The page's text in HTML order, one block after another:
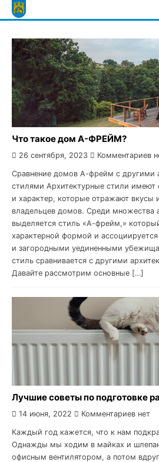
Skip
to
Что такое дом А-ФРЕЙМ?
26 сентября, 2023 Комментариев
Сравнение домов А-фрейм с другими
стилями Архитектурные стили имеют
и характер, которые отражают вкусы
владельцев домов. Среди множества
выделяется стиль «А-фрейм,»
характерной формой и
и загородными уединенными
стиль сравнивается с другими
Давайте рассмотрим основные […]
Лучшие советы по подготовке
14 июня, 2022 Комментариев нет
Каждый год кажется, что к нам
Однажды мы ходим в майках и
офисным вентилятором, а потом